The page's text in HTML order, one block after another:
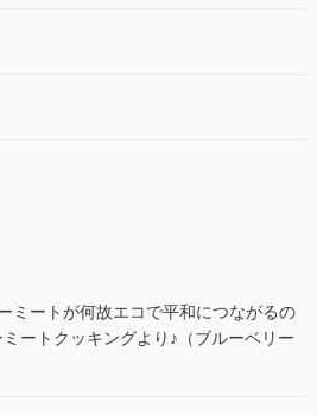
ミートが何故エコで平和につながるの
ートクッキングより♪（ブルーベリー